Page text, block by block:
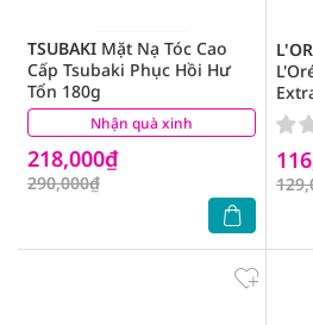
Nhận quà xinh
TSUBAKI Mặt Nạ Tóc Cao
Cấp Tsubaki Phục Hồi Hư
Tổn 180g
218,000₫
290,000₫
(26)